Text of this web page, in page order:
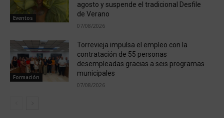
Eventos
agosto y suspende el tradicional Desfile
de Verano
07/08/2026
Formación
Torrevieja impulsa el empleo con la
contratación de 55 personas
desempleadas gracias a seis programas
municipales
07/08/2026